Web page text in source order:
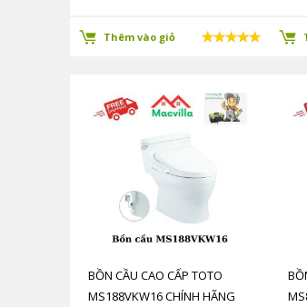
Thêm vào giỏ
BỒN CẦU CAO CẤP TOTO
MS188VKW16 CHÍNH HÃNG